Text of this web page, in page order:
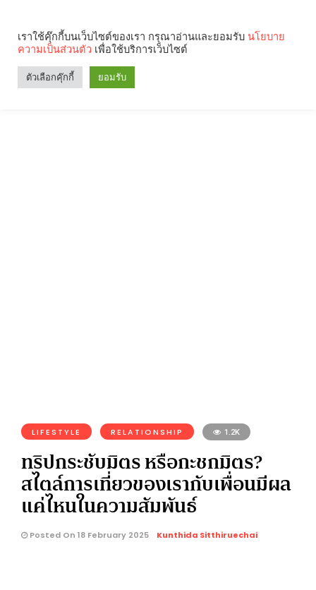
LIFESTYLE RELATIONSHIP 1.2K
ทริปกระชับมิตร หรือกะชกมิตร?
สไตล์การเที่ยวของเรากับเพื่อนมีผล
แค่ไหนในความสัมพันธ์
Posted On 18 February 2025 Kunthida Sitthiruechai
เราใช้คุ๊กกี้บนเว็บไซต์ของเรา กรุณาอ่านและยอมรับ นโยบาย
ความเป็นส่วนตัว เพื่อใช้บริการเว็บไซต์
ตัวเลือกคุ๊กกี้ ยอมรับ